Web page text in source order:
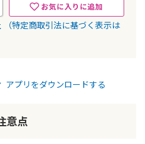
お気に入りに追加
（特定商取引法に基づく表示は
アプリをダウンロードする
意点